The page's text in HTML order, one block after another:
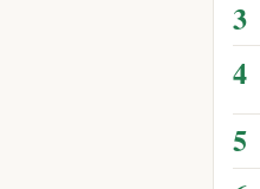
3
4
5